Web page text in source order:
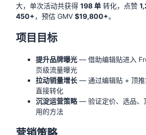
大，单次活动共获得 198 单 转化，点赞
450+，预估 GMV $19,800+。
项目目标
提升品牌曝光 — 借助编辑贴进入
页级流量曝光
拉动销量增长 — 通过编辑贴 + 顶
直接转化
沉淀运营策略— 验证定价、选品、
用的方法